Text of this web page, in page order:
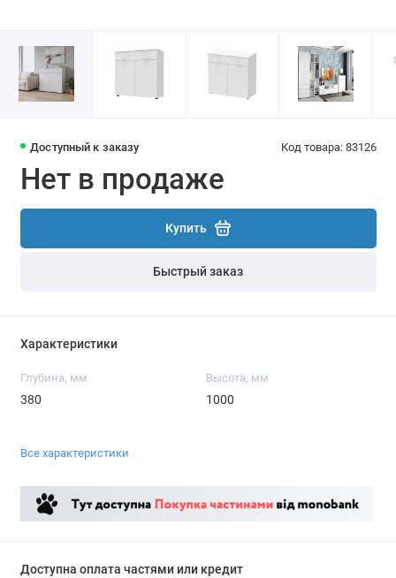
Доступный к заказу Код товара: 83126
Нет в продаже
Купить
Быстрый заказ
Характеристики
Глубина, мм
380
Высота, мм
1000
Все характеристики
Доступна оплата частями или кредит